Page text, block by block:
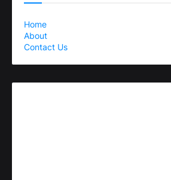
Home
About
Contact Us